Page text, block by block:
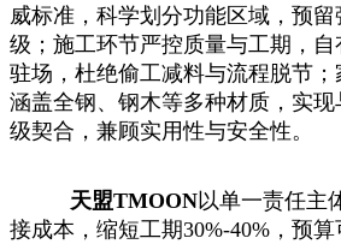
威标准，科学划分功能区域，预
级；施工环节严控质量与工期，
驻场，杜绝偷工减料与流程脱节；
涵盖全钢、钢木等多种材质，实
级契合，兼顾实用性与安全性。
天盟TMOON以单一责任主
接成本，缩短工期30%-40%，预